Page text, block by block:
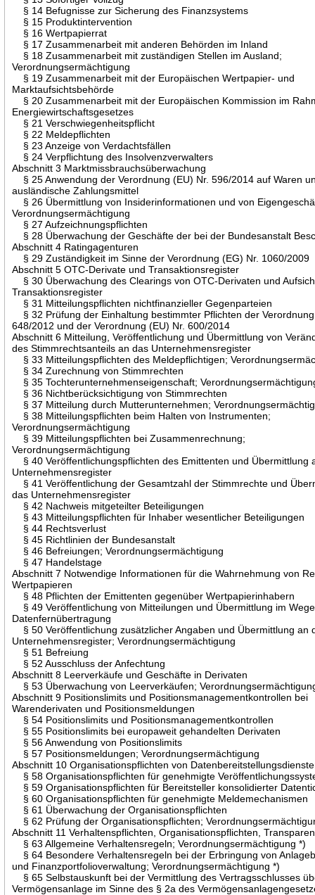
§ 14 Befugnisse zur Sicherung des Finanzsystems
§ 15 Produktintervention
§ 16 Wertpapierrat
§ 17 Zusammenarbeit mit anderen Behörden im Inland
§ 18 Zusammenarbeit mit zuständigen Stellen im Ausland;
Verordnungsermächtigung
§ 19 Zusammenarbeit mit der Europäischen Wertpapier- und
Marktaufsichtsbehörde
§ 20 Zusammenarbeit mit der Europäischen Kommission im
Energiewirtschaftsgesetzes
§ 21 Verschwiegenheitspflicht
§ 22 Meldepflichten
§ 23 Anzeige von Verdachtsfällen
§ 24 Verpflichtung des Insolvenzverwalters
Abschnitt 3 Marktmissbrauchsüberwachung
§ 25 Anwendung der Verordnung (EU) Nr. 596/2014 auf Waren
ausländische Zahlungsmittel
§ 26 Übermittlung von Insiderinformationen und von
Verordnungsermächtigung
§ 27 Aufzeichnungspflichten
§ 28 Überwachung der Geschäfte der bei der Bundesanstalt
Abschnitt 4 Ratingagenturen
§ 29 Zuständigkeit im Sinne der Verordnung (EG) Nr. 1060/2009
Abschnitt 5 OTC-Derivate und Transaktionsregister
§ 30 Überwachung des Clearings von OTC-Derivaten und
Transaktionsregister
§ 31 Mitteilungspflichten nichtfinanzieller Gegenparteien
§ 32 Prüfung der Einhaltung bestimmter Pflichten der
648/2012 und der Verordnung (EU) Nr. 600/2014
Abschnitt 6 Mitteilung, Veröffentlichung und Übermittlung von
des Stimmrechtsanteils an das Unternehmensregister
§ 33 Mitteilungspflichten des Meldepflichtigen;
§ 34 Zurechnung von Stimmrechten
§ 35 Tochterunternehmenseigenschaft;
§ 36 Nichtberücksichtigung von Stimmrechten
§ 37 Mitteilung durch Mutterunternehmen;
§ 38 Mitteilungspflichten beim Halten von Instrumenten;
Verordnungsermächtigung
§ 39 Mitteilungspflichten bei Zusammenrechnung;
Verordnungsermächtigung
§ 40 Veröffentlichungspflichten des Emittenten und Übermittlung
Unternehmensregister
§ 41 Veröffentlichung der Gesamtzahl der Stimmrechte und
das Unternehmensregister
§ 42 Nachweis mitgeteilter Beteiligungen
§ 43 Mitteilungspflichten für Inhaber wesentlicher Beteiligungen
§ 44 Rechtsverlust
§ 45 Richtlinien der Bundesanstalt
§ 46 Befreiungen; Verordnungsermächtigung
§ 47 Handelstage
Abschnitt 7 Notwendige Informationen für die Wahrnehmung von
Wertpapieren
§ 48 Pflichten der Emittenten gegenüber Wertpapierinhabern
§ 49 Veröffentlichung von Mitteilungen und Übermittlung im
Datenfernübertragung
§ 50 Veröffentlichung zusätzlicher Angaben und Übermittlung an
Unternehmensregister; Verordnungsermächtigung
§ 51 Befreiung
§ 52 Ausschluss der Anfechtung
Abschnitt 8 Leerverkäufe und Geschäfte in Derivaten
§ 53 Überwachung von Leerverkäufen;
Abschnitt 9 Positionslimits und Positionsmanagementkontrollen bei
Warenderivaten und Positionsmeldungen
§ 54 Positionslimits und Positionsmanagementkontrollen
§ 55 Positionslimits bei europaweit gehandelten Derivaten
§ 56 Anwendung von Positionslimits
§ 57 Positionsmeldungen; Verordnungsermächtigung
Abschnitt 10 Organisationspflichten von
§ 58 Organisationspflichten für genehmigte
§ 59 Organisationspflichten für Bereitsteller konsolidierter
§ 60 Organisationspflichten für genehmigte Meldemechanismen
§ 61 Überwachung der Organisationspflichten
§ 62 Prüfung der Organisationspflichten;
Abschnitt 11 Verhaltenspflichten, Organisationspflichten,
§ 63 Allgemeine Verhaltensregeln; Verordnungsermächtigung *)
§ 64 Besondere Verhaltensregeln bei der Erbringung von
und Finanzportfolioverwaltung; Verordnungsermächtigung *)
§ 65 Selbstauskunft bei der Vermittlung des Vertragsschlusses
Vermögensanlage im Sinne des § 2a des